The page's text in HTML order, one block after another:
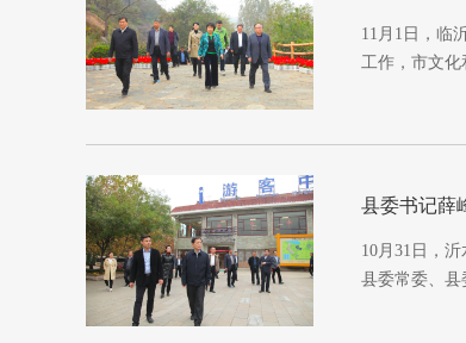
11月1日，临
工作，市文
县委书记薛
10月31日，
县委常委、